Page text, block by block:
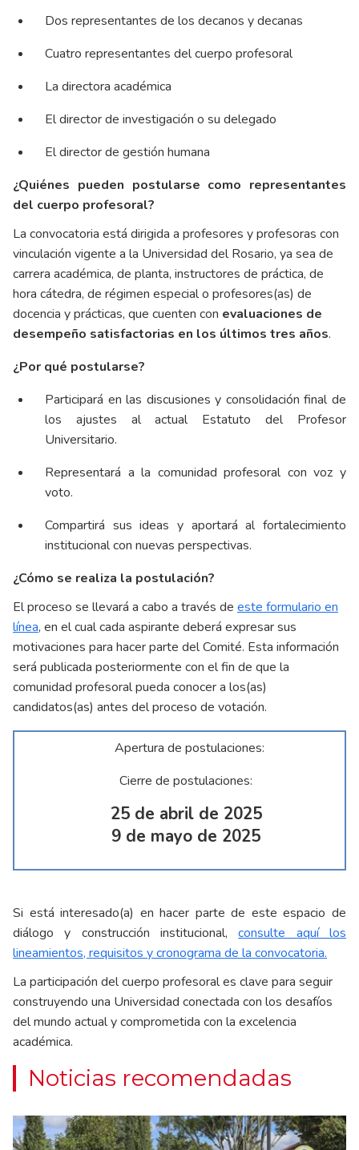
Dos representantes de los decanos y decanas
Cuatro representantes del cuerpo profesoral
La directora académica
El director de investigación o su delegado
El director de gestión humana
¿Quiénes pueden postularse como representantes
del cuerpo profesoral?
La convocatoria está dirigida a profesores y profesoras con
vinculación vigente a la Universidad del Rosario, ya sea de
carrera académica, de planta, instructores de práctica, de
hora cátedra, de régimen especial o profesores(as) de
docencia y prácticas, que cuenten con evaluaciones de
desempeño satisfactorias en los últimos tres años.
¿Por qué postularse?
Participará en las discusiones y consolidación final de
los ajustes al actual Estatuto del Profesor
Universitario.
Representará a la comunidad profesoral con voz y
voto.
Compartirá sus ideas y aportará al fortalecimiento
institucional con nuevas perspectivas.
¿Cómo se realiza la postulación?
El proceso se llevará a cabo a través de este formulario en
línea, en el cual cada aspirante deberá expresar sus
motivaciones para hacer parte del Comité. Esta información
será publicada posteriormente con el fin de que la
comunidad profesoral pueda conocer a los(as)
candidatos(as) antes del proceso de votación.
Apertura de postulaciones:
Cierre de postulaciones:
25 de abril de 2025
9 de mayo de 2025
Si está interesado(a) en hacer parte de este espacio de
diálogo y construcción institucional,consulte aquí los
lineamientos, requisitos y cronograma de la convocatoria.
La participación del cuerpo profesoral es clave para seguir
construyendo una Universidad conectada con los desafíos
del mundo actual y comprometida con la excelencia
académica.
Noticias recomendadas